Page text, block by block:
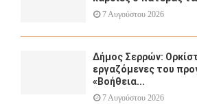
7 Αυγούστου 2026
Δήμος Σερρών:
εργαζόμενες του
«Βοήθεια...
7 Αυγούστου 2026